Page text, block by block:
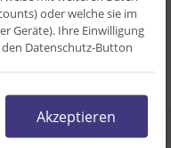
0,03 kg
0,03 kg
oder welche sie im
Geräte). Ihre Einwilligung
Datenschutz-Button
Akzeptieren